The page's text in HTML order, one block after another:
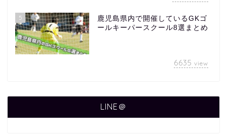
5
鹿児島県内で開催しているGKゴ
ールキーパースクール8選まとめ
6635 view
LINE＠